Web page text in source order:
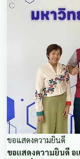
ขอแสดงความยินดี
ขอแสดงความยินดี